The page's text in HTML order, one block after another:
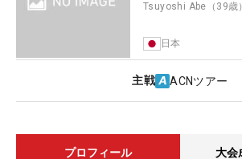
Tsuyoshi Abe （39歳）
日本
主戦 ACNツアー
プロフィール 大会